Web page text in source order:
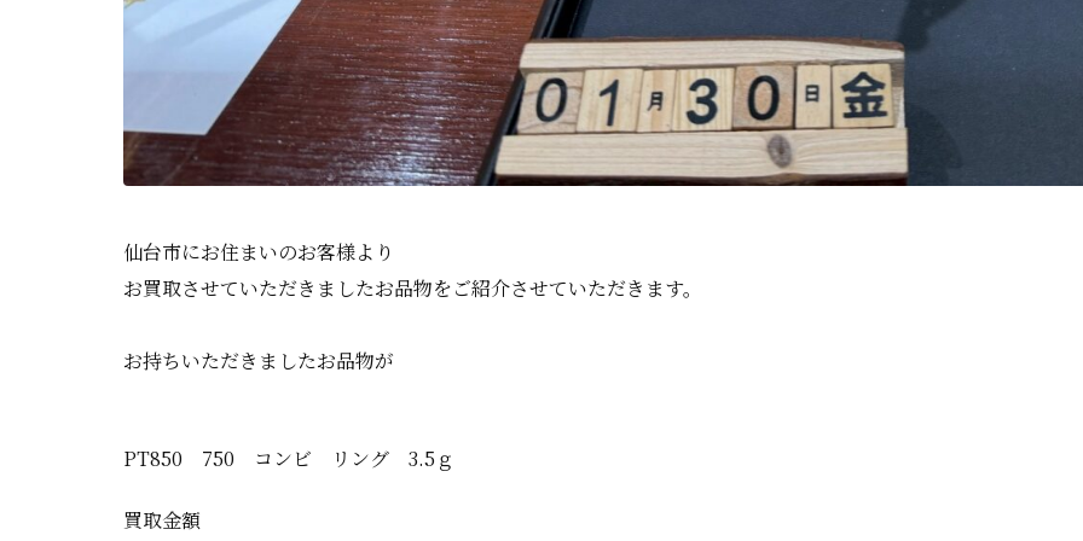
仙台市にお住まいのお客様より
お買取させていただきましたお品物をご紹介させていただきます。
お持ちいただきましたお品物が
PT850 750 コンビ リング 3.5ｇ
買取金額